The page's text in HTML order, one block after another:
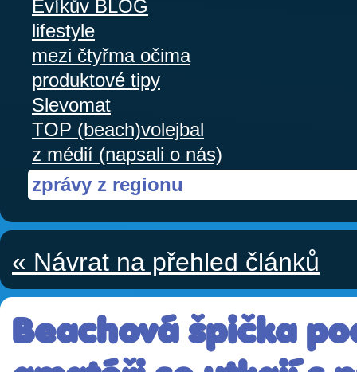
Evíkův BLOG
lifestyle
mezi čtyřma očima
produktové tipy
Slevomat
TOP (beach)volejbal
z médií (napsali o nás)
zprávy z regionu
« Návrat na přehled článků
Beachová špička